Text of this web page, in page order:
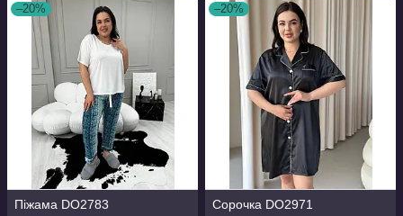
–20%
Піжама DO2783
–20%
Сорочка DO2971